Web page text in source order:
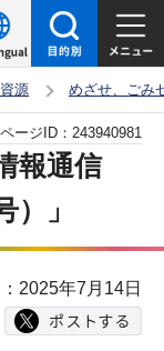
源 めざせ、ごみ
報通信
）」
ページID： 243940981
2025年7月14日